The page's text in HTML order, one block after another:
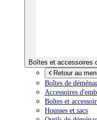
Boîtes et accessoires
Retour au
Boîtes de
Accessoires
Boîtes et
Housses et sacs